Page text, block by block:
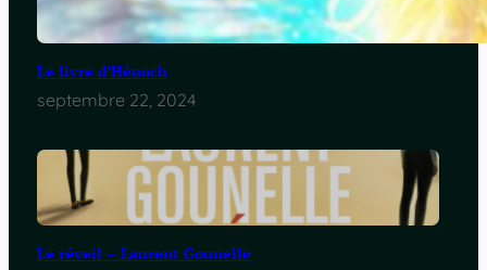
Le livre d’Hénoch
septembre 22, 2024
Le réveil – Laurent Gounelle